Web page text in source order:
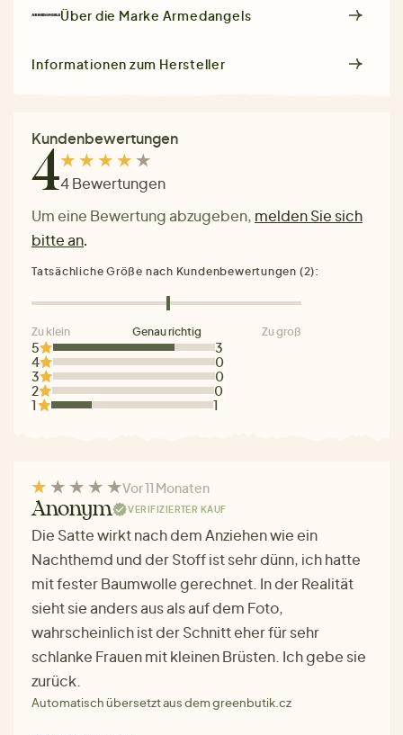
Über die Marke Armedangels
Informationen zum Hersteller
Kundenbewertungen
44 Bewertungen
Um eine Bewertung abzugeben, melden Sie sich
bitte an.
5
3
4
0
3
0
2
0
1
1
Tatsächliche Größe nach Kundenbewertungen (2):
Zu klein Genau richtig Zu groß
Vor 11 Monaten
Anonym VERIFIZIERTER KAUF
Die Satte wirkt nach dem Anziehen wie ein
Nachthemd und der Stoff ist sehr dünn, ich hatte
mit fester Baumwolle gerechnet. In der Realität
sieht sie anders aus als auf dem Foto,
wahrscheinlich ist der Schnitt eher für sehr
schlanke Frauen mit kleinen Brüsten. Ich gebe sie
zurück.
Automatisch übersetzt aus dem greenbutik.cz